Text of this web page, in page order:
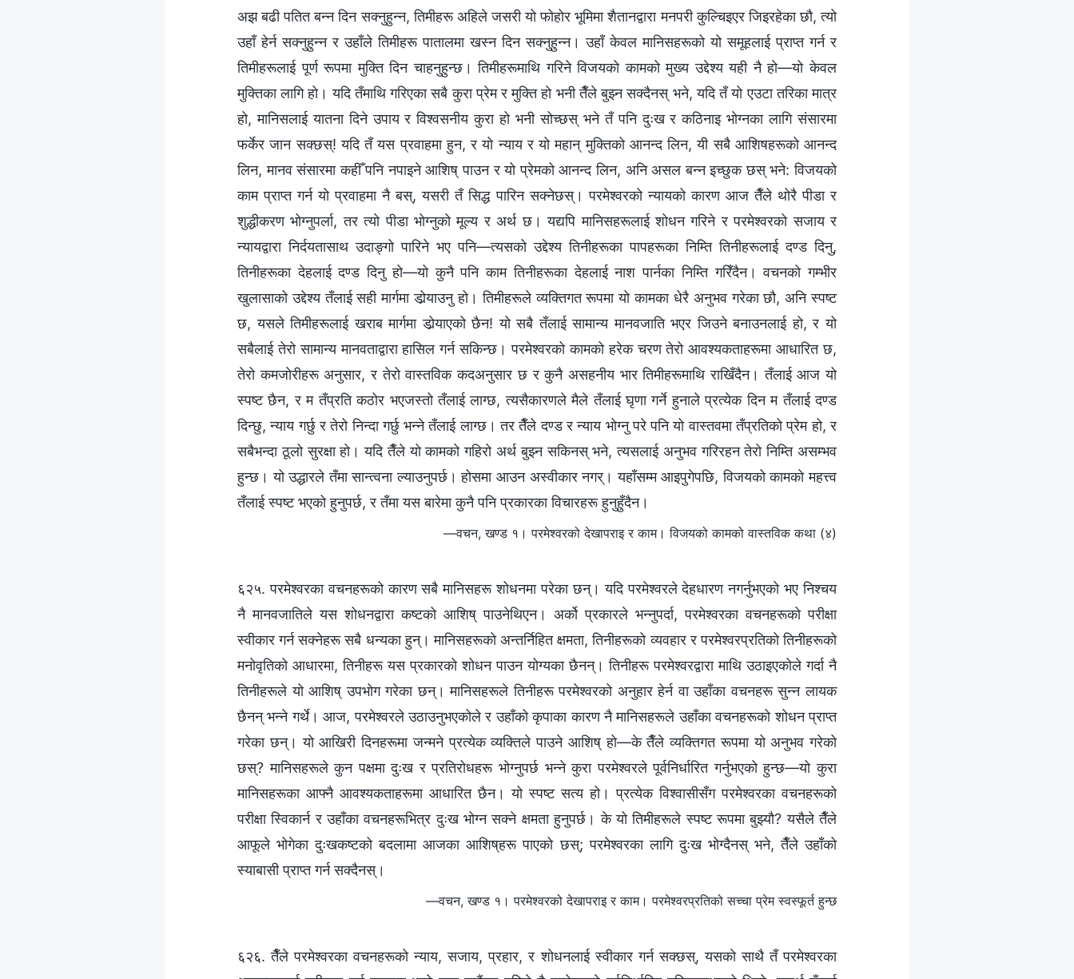
अझ बढी पतित बन्न दिन सक्नुहुन्न, तिमीहरू अहिले जसरी यो फोहोर भूमिमा शैतानद्वारा मनपरी कुल्चिइएर जिइरहेका छौ, त्यो
उहाँ हेर्न सक्नुहुन्न र उहाँले तिमीहरू पातालमा खस्न दिन सक्नुहुन्न। उहाँ केवल मानिसहरूको यो समूहलाई प्राप्त गर्न र
तिमीहरूलाई पूर्ण रूपमा मुक्ति दिन चाहनुहुन्छ। तिमीहरूमाथि गरिने विजयको कामको मुख्य उद्देश्य यही नै हो—यो केवल
मुक्तिका लागि हो। यदि तँमाथि गरिएका सबै कुरा प्रेम र मुक्ति हो भनी तैँले बुझ्न सक्दैनस् भने, यदि तँ यो एउटा तरिका मात्र
हो, मानिसलाई यातना दिने उपाय र विश्‍वसनीय कुरा हो भनी सोच्छस् भने तँ पनि दुःख र कठिनाइ भोग्नका लागि संसारमा
फर्केर जान सक्छस्! यदि तँ यस प्रवाहमा हुन, र यो न्याय र यो महान् मुक्तिको आनन्द लिन, यी सबै आशिषहरूको आनन्द
लिन, मानव संसारमा कहीँ पनि नपाइने आशिष् पाउन र यो प्रेमको आनन्द लिन, अनि असल बन्न इच्छुक छस् भने: विजयको
काम प्राप्त गर्न यो प्रवाहमा नै बस्, यसरी तँ सिद्ध पारिन सक्नेछस्। परमेश्‍वरको न्यायको कारण आज तैँले थोरै पीडा र
शुद्धीकरण भोग्नुपर्ला, तर त्यो पीडा भोग्नुको मूल्य र अर्थ छ। यद्यपि मानिसहरूलाई शोधन गरिने र परमेश्‍वरको सजाय र
न्यायद्वारा निर्दयतासाथ उदाङ्गो पारिने भए पनि—त्यसको उद्देश्य तिनीहरूका पापहरूका निम्ति तिनीहरूलाई दण्ड दिनु,
तिनीहरूका देहलाई दण्ड दिनु हो—यो कुनै पनि काम तिनीहरूका देहलाई नाश पार्नका निम्ति गरिँदैन। वचनको गम्भीर
खुलासाको उद्देश्य तँलाई सही मार्गमा डोर्‍याउनु हो। तिमीहरूले व्यक्तिगत रूपमा यो कामका धेरै अनुभव गरेका छौ, अनि स्पष्ट
छ, यसले तिमीहरूलाई खराब मार्गमा डोर्‍याएको छैन! यो सबै तँलाई सामान्य मानवजाति भएर जिउने बनाउनलाई हो, र यो
सबैलाई तेरो सामान्य मानवताद्वारा हासिल गर्न सकिन्छ। परमेश्‍वरको कामको हरेक चरण तेरो आवश्यकताहरूमा आधारित छ,
तेरो कमजोरीहरू अनुसार, र तेरो वास्तविक कदअनुसार छ र कुनै असहनीय भार तिमीहरूमाथि राखिँदैन। तँलाई आज यो
स्पष्ट छैन, र म तँप्रति कठोर भएजस्तो तँलाई लाग्छ, त्यसैकारणले मैले तँलाई घृणा गर्ने हुनाले प्रत्येक दिन म तँलाई दण्ड
दिन्छु, न्याय गर्छु र तेरो निन्दा गर्छु भन्‍ने तँलाई लाग्छ। तर तैँले दण्ड र न्याय भोग्‍नु परे पनि यो वास्तवमा तँप्रतिको प्रेम हो, र
सबैभन्दा ठूलो सुरक्षा हो। यदि तैँले यो कामको गहिरो अर्थ बुझ्न सकिनस् भने, त्यसलाई अनुभव गरिरहन तेरो निम्ति असम्भव
हुन्छ। यो उद्धारले तँमा सान्त्वना ल्याउनुपर्छ। होसमा आउन अस्वीकार नगर्। यहाँसम्म आइपुगेपछि, विजयको कामको महत्त्व
तँलाई स्पष्ट भएको हुनुपर्छ, र तँमा यस बारेमा कुनै पनि प्रकारका विचारहरू हुनुहुँदैन।
—वचन, खण्ड १। परमेश्‍वरको देखापराइ र काम। विजयको कामको वास्तविक कथा (४)
६२५. परमेश्‍वरका वचनहरूको कारण सबै मानिसहरू शोधनमा परेका छन्। यदि परमेश्‍वरले देहधारण नगर्नुभएको भए निश्‍चय
नै मानवजातिले यस शोधनद्वारा कष्टको आशिष् पाउनेथिएन। अर्को प्रकारले भन्‍नुपर्दा, परमेश्‍वरका वचनहरूको परीक्षा
स्वीकार गर्न सक्‍नेहरू सबै धन्यका हुन्। मानिसहरूको अन्तर्निहित क्षमता, तिनीहरूको व्यवहार र परमेश्‍वरप्रतिको तिनीहरूको
मनोवृतिको आधारमा, तिनीहरू यस प्रकारको शोधन पाउन योग्यका छैनन्। तिनीहरू परमेश्‍वरद्वारा माथि उठाइएकोले गर्दा नै
तिनीहरूले यो आशिष् उपभोग गरेका छन्। मानिसहरूले तिनीहरू परमेश्‍वरको अनुहार हेर्न वा उहाँका वचनहरू सुन्‍न लायक
छैनन् भन्‍ने गर्थे। आज, परमेश्‍वरले उठाउनुभएकोले र उहाँको कृपाका कारण नै मानिसहरूले उहाँका वचनहरूको शोधन प्राप्त
गरेका छन्। यो आखिरी दिनहरूमा जन्मने प्रत्येक व्यक्तिले पाउने आशिष् हो—के तैँले व्यक्तिगत रूपमा यो अनुभव गरेको
छस्? मानिसहरूले कुन पक्षमा दुःख र प्रतिरोधहरू भोग्‍नुपर्छ भन्‍ने कुरा परमेश्‍वरले पूर्वनिर्धारित गर्नुभएको हुन्छ—यो कुरा
मानिसहरूका आफ्नै आवश्यकताहरूमा आधारित छैन। यो स्पष्ट सत्य हो। प्रत्येक विश्‍वासीसँग परमेश्‍वरका वचनहरूको
परीक्षा स्विकार्न र उहाँका वचनहरूभित्र दुःख भोग्‍न सक्‍ने क्षमता हुनुपर्छ। के यो तिमीहरूले स्पष्ट रूपमा बुझ्यौ? यसैले तैँले
आफूले भोगेका दुःखकष्टको बदलामा आजका आशिष्‌हरू पाएको छस्; परमेश्‍वरका लागि दुःख भोग्दैनस् भने, तैँले उहाँको
स्याबासी प्राप्त गर्न सक्दैनस्।
—वचन, खण्ड १। परमेश्‍वरको देखापराइ र काम। परमेश्‍वरप्रतिको सच्‍चा प्रेम स्वस्फूर्त हुन्छ
६२६. तैँले परमेश्‍वरका वचनहरूको न्याय, सजाय, प्रहार, र शोधनलाई स्वीकार गर्न सक्छस्, यसको साथै तँ परमेश्‍वरका